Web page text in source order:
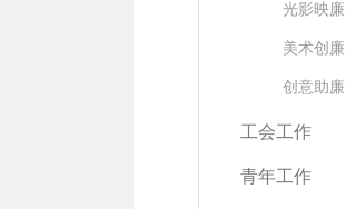
光影映廉
美术创廉
创意助廉
工会工作
青年工作